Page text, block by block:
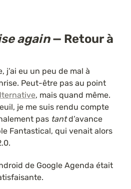
again — Retour à
j’ai eu un peu de mal à
Peut-être pas au point
, mais quand même.
je me suis rendu compte
pas tant d’avance
Fantastical, qui venait alors
de Google Agenda était